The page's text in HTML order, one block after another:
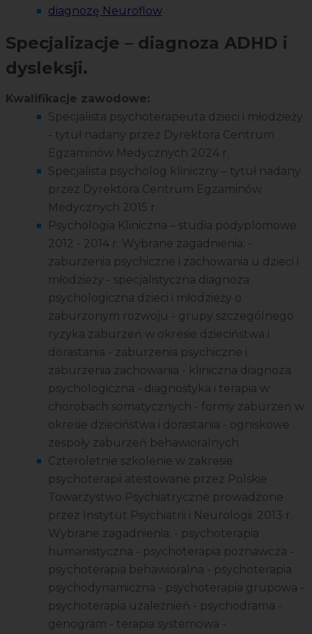
diagnozę Neuroflow
Specjalizacje – diagnoza ADHD i
dysleksji.
Kwalifikacje zawodowe:
Specjalista psychoterapeuta dzieci i młodzieży
- tytuł nadany przez Dyrektora Centrum
Egzaminów Medycznych 2024 r.
Specjalista psycholog kliniczny – tytuł nadany
przez Dyrektora Centrum Egzaminów
Medycznych 2015 r.
Psychologia Kliniczna – studia podyplomowe
2012 - 2014 r. Wybrane zagadnienia: -
zaburzenia psychiczne i zachowania u dzieci i
młodzieży - specjalistyczna diagnoza
psychologiczna dzieci i młodzieży o
zaburzonym rozwoju - grupy szczególnego
ryzyka zaburzeń w okresie dzieciństwa i
dorastania - zaburzenia psychiczne i
zaburzenia zachowania - kliniczna diagnoza
psychologiczna - diagnostyka i terapia w
chorobach somatycznych - formy zaburzeń w
okresie dzieciństwa i dorastania - ogniskowe
zespoły zaburzeń behawioralnych
Czteroletnie szkolenie w zakresie
psychoterapii atestowane przez Polskie
Towarzystwo Psychiatryczne prowadzone
przez Instytut Psychiatrii i Neurologii. 2013 r.
Wybrane zagadnienia: - psychoterapia
humanistyczna - psychoterapia poznawcza -
psychoterapia behawioralna - psychoterapia
psychodynamiczna - psychoterapia grupowa -
psychoterapia uzależnień - psychodrama -
genogram - terapia systemowa -